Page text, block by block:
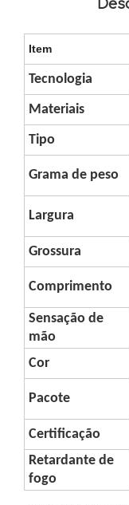
Item
Tecnologia
Materiais
Tipo
Grama de peso
Largura
Grossura
Comprimento
Sensação de
mão
Cor
Pacote
Certificação
Retardante de
fogo